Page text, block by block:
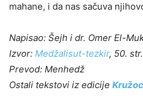
mahane, i da nas sačuva
Napisao: Šejh i dr. Omer El-
Izvor: Medžalisut-tezkir, 50. str.
Prevod: Menhedž
Ostali tekstovi iz edicije